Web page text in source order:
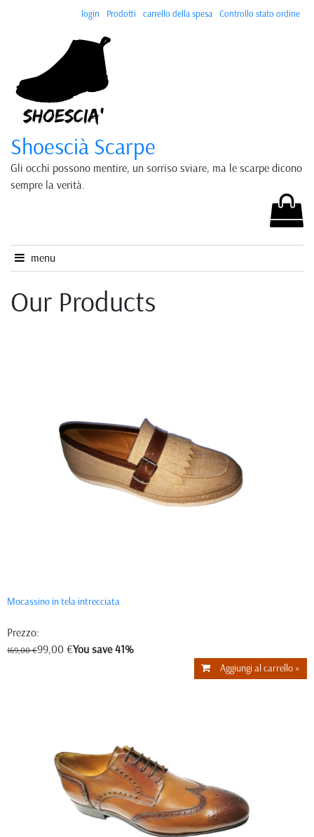
login Prodotti carrello della spesa Controllo stato ordine
Shoescià Scarpe
Gli occhi possono mentire, un sorriso sviare, ma le scarpe dicono
sempre la verità.
menu
Our Products
Mocassino in tela intrecciata
Prezzo:
169,00 €99,00 €You save 41%
Aggiungi al carrello »